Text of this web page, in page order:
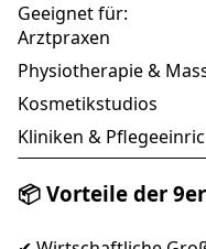
Geeignet für:
Arztpraxen
Physiotherapie &
Kosmetikstudios
Kliniken &
📦 Vorteile der